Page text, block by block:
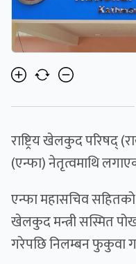
राष्ट्रिय खेलकुद
(एन्फा) नेतृत्वमाथि
एन्फा महासचिव सहितको
खेलकुद मन्त्री सस्मित
गरेपछि निलम्बन फुकुवा